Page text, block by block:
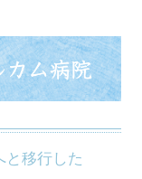
と移行した